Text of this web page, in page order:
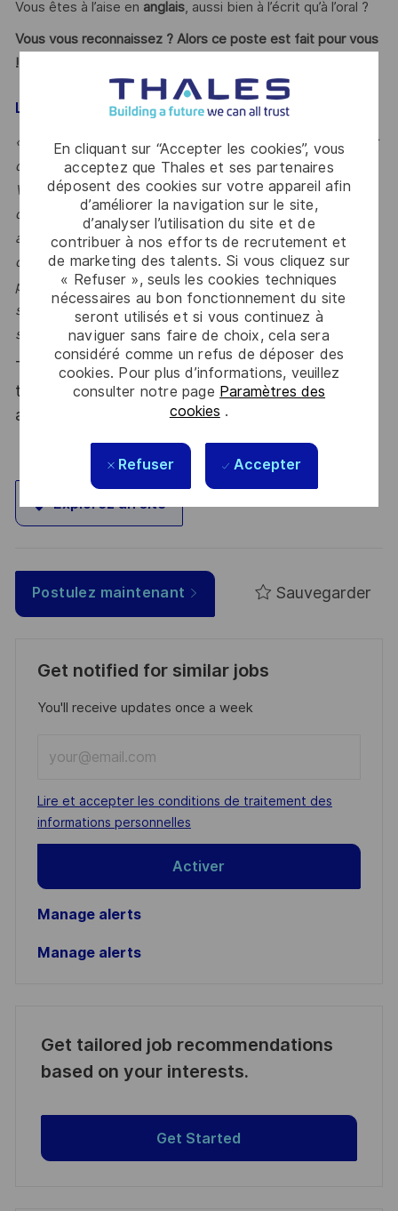
En cliquant sur “Accepter les cookies”, vous
acceptez que Thales et ses partenaires
déposent des cookies sur votre appareil afin
d’améliorer la navigation sur le site,
d’analyser l’utilisation du site et de
contribuer à nos efforts de recrutement et
de marketing des talents. Si vous cliquez sur
« Refuser », seuls les cookies techniques
nécessaires au bon fonctionnement du site
seront utilisés et si vous continuez à
naviguer sans faire de choix, cela sera
considéré comme un refus de déposer des
cookies. Pour plus d’informations, veuillez
consulter notre page Paramètres des
cookies .
Refuser Accepter
Vous êtes à l’aise en anglais, aussi bien à l’écrit qu’à l’oral ?
Vous vous reconnaissez ? Alors ce poste est fait pour vous
!
LE MOT DE L’ÉQUIPE
« En tant que Project Design Authority, vous êtes au cœur
des décisions techniques qui façonnent nos satellites.
Vous intervenez sur des programmes stratégiques, au
contact direct des clients et des équipes d’ingénierie,
avec une vision globale de la solution. Si vous aimez
conjuguer expertise technique, leadership et gestion de
problématiques complexes dans un environnement
spatial exigeant, rejoignez-nous pour contribuer aux
satellites de demain. »
Thales, entreprise Handi-Engagée, reconnait
tous les talents. La diversité est notre meilleur
atout. Postulez et rejoignez nous !
Explorez un site
Postulez maintenant Sauvegarder
Get notified for similar jobs
You'll receive updates once a week
Email
address
(Required)
Required
Lire et accepter les conditions de traitement des
informations personnelles
Activer
Manage alerts
Manage alerts
Get tailored job recommendations
based on your interests.
Get Started